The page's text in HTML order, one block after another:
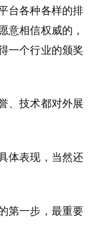
台各种各样的排
意相信权威的，
一个行业的颁奖
、技术都对外展
体表现，当然还
第一步，最重要